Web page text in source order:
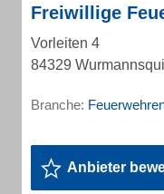
Freiwillige
Vorleiten 4
84329
Branche:
Anbieter